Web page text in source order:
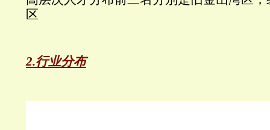
区
2.行业分布